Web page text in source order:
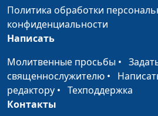
Библейская анатомия.
Голова человека
Кого и почему Иисус изгнал
Политика обработки
конфиденциальности
Написать
Молитвенные просьбы •
священнослужителю •
редактору • Техподдержка
Контакты